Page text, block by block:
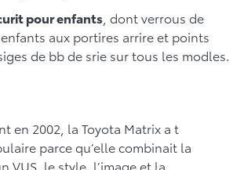
pour enfants , dont verrous de
aux portires arrire et points
de bb de srie sur tous les modles.
en 2002, la Toyota Matrix a t
parce qu’elle combinait la
VUS, le style, l’image et la